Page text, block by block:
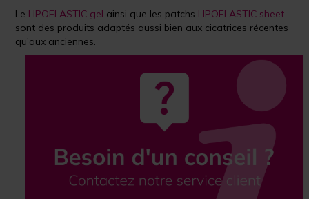
Le LIPOELASTIC gel ainsi que les patchs LIPOELASTIC sheet
sont des produits adaptés aussi bien aux cicatrices récentes
qu'aux anciennes.